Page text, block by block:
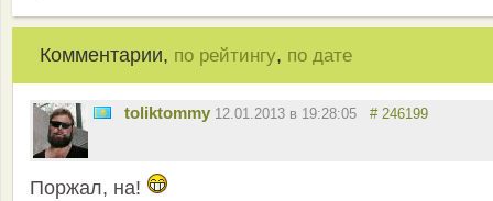
Комментарии, по рейтингу, по дате
toliktommy 12.01.2013 в 19:28:05 # 246199
Поржал, на!